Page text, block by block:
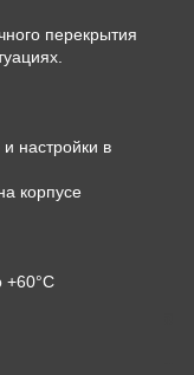
перекрытия
настройки в
корпусе
+60°C